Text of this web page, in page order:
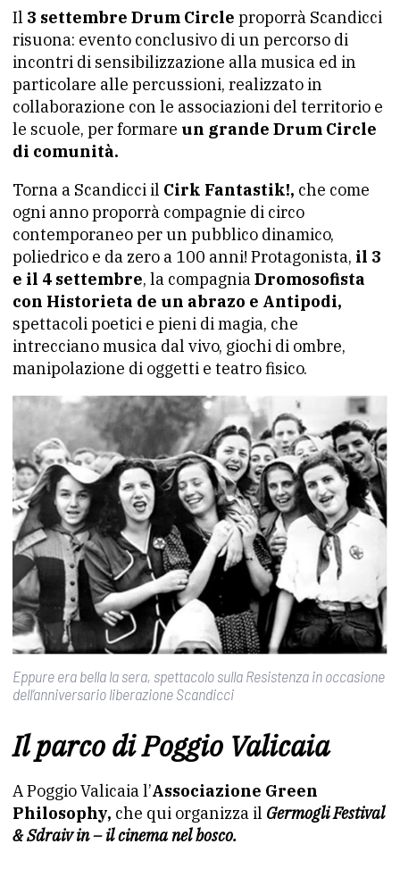
Il 3 settembre Drum Circle proporrà Scandicci
risuona: evento conclusivo di un percorso di
incontri di sensibilizzazione alla musica ed in
particolare alle percussioni, realizzato in
collaborazione con le associazioni del territorio e
le scuole, per formare un grande Drum Circle
di comunità.
Torna a Scandicci il Cirk Fantastik!, che come
ogni anno proporrà compagnie di circo
contemporaneo per un pubblico dinamico,
poliedrico e da zero a 100 anni! Protagonista, il 3
e il 4 settembre, la compagniaDromosofista
con Historieta de un abrazo e Antipodi,
spettacoli poetici e pieni di magia, che
intrecciano musica dal vivo, giochi di ombre,
manipolazione di oggetti e teatro fisico.
Eppure era bella la sera, spettacolo sulla Resistenza in occasione
dell’anniversario liberazione Scandicci
Il parco di Poggio Valicaia
A Poggio Valicaia l’Associazione Green
Philosophy, che qui organizza il Germogli Festival
& Sdraiv in – il cinema nel bosco.